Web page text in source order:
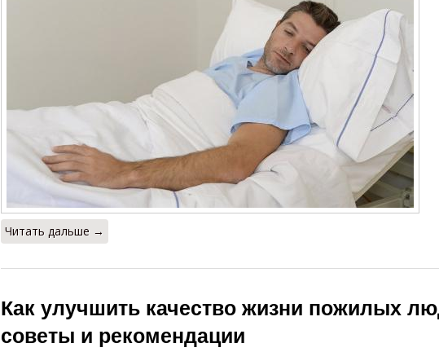
Читать дальше →
Как улучшить качество жизни пожилых
советы и рекомендации